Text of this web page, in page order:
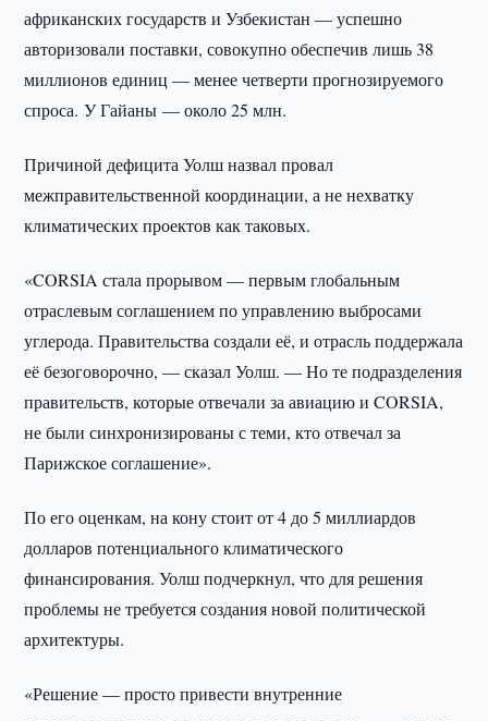
африканских государств и Узбекистан — успешно
авторизовали поставки, совокупно обеспечив лишь 38
миллионов единиц — менее четверти прогнозируемого
спроса. У Гайаны — около 25 млн.
Причиной дефицита Уолш назвал провал
межправительственной координации, а не нехватку
климатических проектов как таковых.
«CORSIA стала прорывом — первым глобальным
отраслевым соглашением по управлению выбросами
углерода. Правительства создали её, и отрасль поддержала
её безоговорочно, — сказал Уолш. — Но те подразделения
правительств, которые отвечали за авиацию и CORSIA,
не были синхронизированы с теми, кто отвечал за
Парижское соглашение».
По его оценкам, на кону стоит от 4 до 5 миллиардов
долларов потенциального климатического
финансирования. Уолш подчеркнул, что для решения
проблемы не требуется создания новой политической
архитектуры.
«Решение — просто привести внутренние